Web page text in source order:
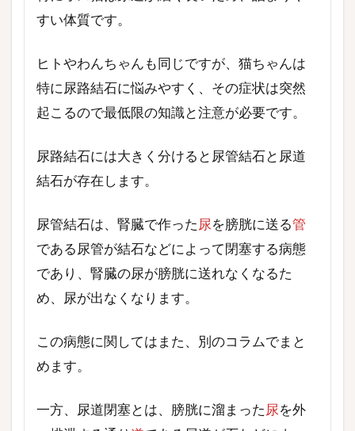
すい体質です。
ヒトやわんちゃんも同じですが、猫ちゃんは
特に尿路結石に悩みやすく、その症状は突然
起こるので最低限の知識と注意が必要です。
尿路結石には大きく分けると尿管結石と尿道
結石が存在します。
尿管結石は、腎臓で作った尿を膀胱に送る管
である尿管が結石などによって閉塞する病態
であり、腎臓の尿が膀胱に送れなくなるた
め、尿が出なくなります。
この病態に関してはまた、別のコラムでまと
めます。
一方、尿道閉塞とは、膀胱に溜まった尿を外